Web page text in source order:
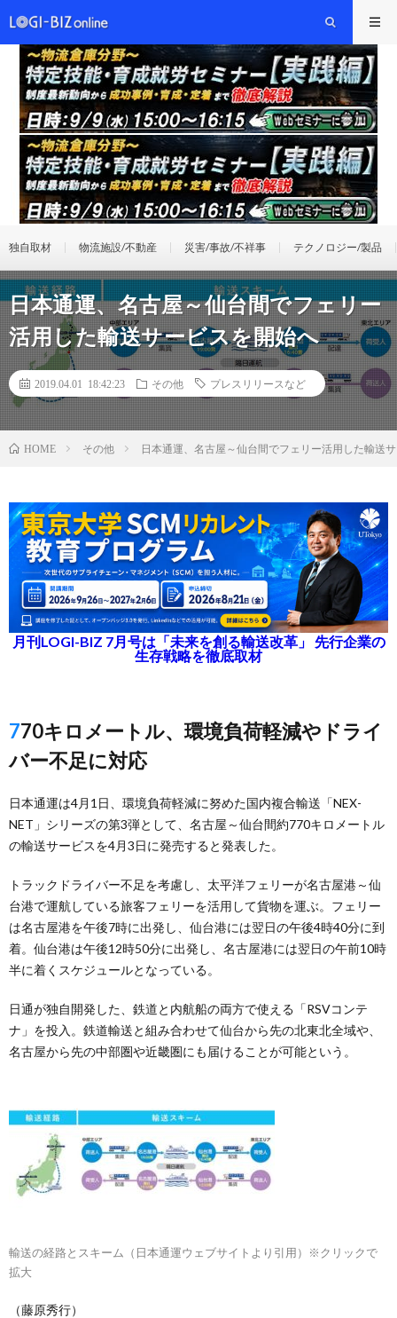
独自取材 物流施設/不動産 災害/事故/不祥事 テクノロジー/製品
日本通運、名古屋～仙台間でフェリー
活用した輸送サービスを開始へ
2019.04.01 18:42:23 その他 プレスリリースなど
HOME その他 日本通運、名古屋～仙台間でフェリー活用した輸送
月刊LOGI-BIZ 7月号は「未来を創る輸送改革」 先行企業の
生存戦略を徹底取材
770キロメートル、環境負荷軽減やドライ
バー不足に対応
日本通運は4月1日、環境負荷軽減に努めた国内複合輸送「NEX-
NET」シリーズの第3弾として、名古屋～仙台間約770キロメートル
の輸送サービスを4月3日に発売すると発表した。
トラックドライバー不足を考慮し、太平洋フェリーが名古屋港～仙
台港で運航している旅客フェリーを活用して貨物を運ぶ。フェリー
は名古屋港を午後7時に出発し、仙台港には翌日の午後4時40分に到
着。仙台港は午後12時50分に出発し、名古屋港には翌日の午前10時
半に着くスケジュールとなっている。
日通が独自開発した、鉄道と内航船の両方で使える「RSVコンテ
ナ」を投入。鉄道輸送と組み合わせて仙台から先の北東北全域や、
名古屋から先の中部圏や近畿圏にも届けることが可能という。
輸送の経路とスキーム（日本通運ウェブサイトより引用）※クリックで
拡大
（藤原秀行）